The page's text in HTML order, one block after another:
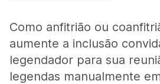
Como anfitrião ou
aumente a inclusão
legendador para sua
legendas manualmente